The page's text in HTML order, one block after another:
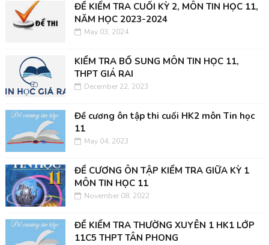
ĐỀ KIỂM TRA CUỐI KỲ 2, MÔN TIN HỌC 11,
NĂM HỌC 2023-2024
May 03, 2024
KIỂM TRA BỔ SUNG MÔN TIN HỌC 11,
THPT GIÁ RAI
December 22, 2023
Đề cương ôn tập thi cuối HK2 môn Tin học
11
May 04, 2023
ĐỀ CƯƠNG ÔN TẬP KIỂM TRA GIỮA KỲ 1
MÔN TIN HỌC 11
November 08, 2022
ĐỀ KIỂM TRA THƯỜNG XUYÊN 1 HK1 LỚP
11C5 THPT TÂN PHONG